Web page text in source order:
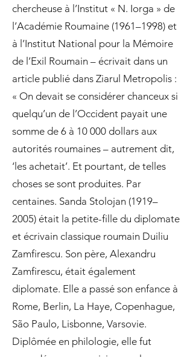
chercheuse à l’Institut « N. Iorga » de
l’Académie Roumaine (1961–1998) et
à l’Institut National pour la Mémoire
de l’Exil Roumain – écrivait dans un
article publié dans Ziarul Metropolis :
« On devait se considérer chanceux si
quelqu’un de l’Occident payait une
somme de 6 à 10 000 dollars aux
autorités roumaines – autrement dit,
‘les achetait’. Et pourtant, de telles
choses se sont produites. Par
centaines. Sanda Stolojan (1919–
2005) était la petite-fille du diplomate
et écrivain classique roumain Duiliu
Zamfirescu. Son père, Alexandru
Zamfirescu, était également
diplomate. Elle a passé son enfance à
Rome, Berlin, La Haye, Copenhague,
São Paulo, Lisbonne, Varsovie.
Diplômée en philologie, elle fut